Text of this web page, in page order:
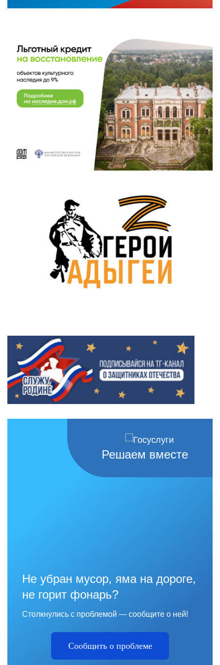
Решаем вместе
Не убран мусор, яма на дороге,
не горит фонарь?
Столкнулись с проблемой — сообщите о ней!
Сообщить о проблеме